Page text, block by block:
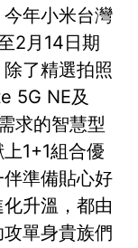
年小米台灣
2月14日期
了精選拍照
5G NE及
求的智慧型
1+1組合優
準備貼心好
升溫，都由
單身貴族們